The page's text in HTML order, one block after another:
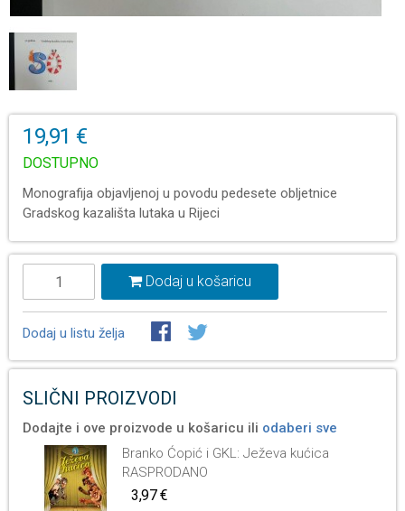
19,91 €
DOSTUPNO
Monografija objavljenoj u povodu pedesete obljetnice
Gradskog kazališta lutaka u Rijeci
Dodaj u košaricu
Dodaj u listu želja
SLIČNI PROIZVODI
Dodajte i ove proizvode u košaricu ili odaberi sve
Branko Ćopić i GKL: Ježeva kućica
RASPRODANO
3,97 €